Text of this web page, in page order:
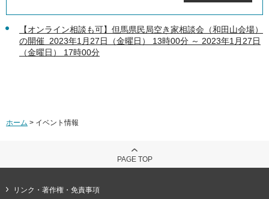
【オンライン相談も可】但馬県民局空き家相談会（和田山会場）
の開催 2023年1月27日（金曜日） 13時00分 ～ 2023年1月27日
（金曜日） 17時00分
ホーム > イベント情報
PAGE TOP
リンク・著作権・免責事項